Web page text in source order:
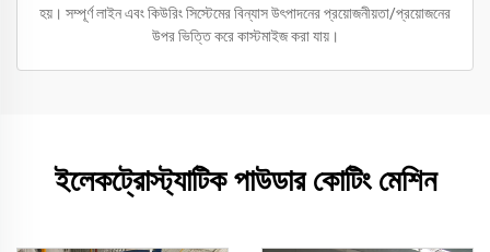
হয়। সম্পূর্ণ লাইন এবং কিউরিং সিস্টেমের বিন্যাস উৎপাদনের প্রয়োজনীয়তা/প্রয়োজনের
উপর ভিত্তি করে কাস্টমাইজ করা যায়।
ইলেকট্রোস্ট্যাটিক পাউডার কোটিং মেশিন